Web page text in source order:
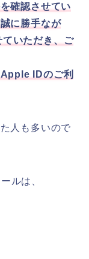
確認させてい
に勝手なが
いただき、ご
IDのご利
人も多いので
ルは、